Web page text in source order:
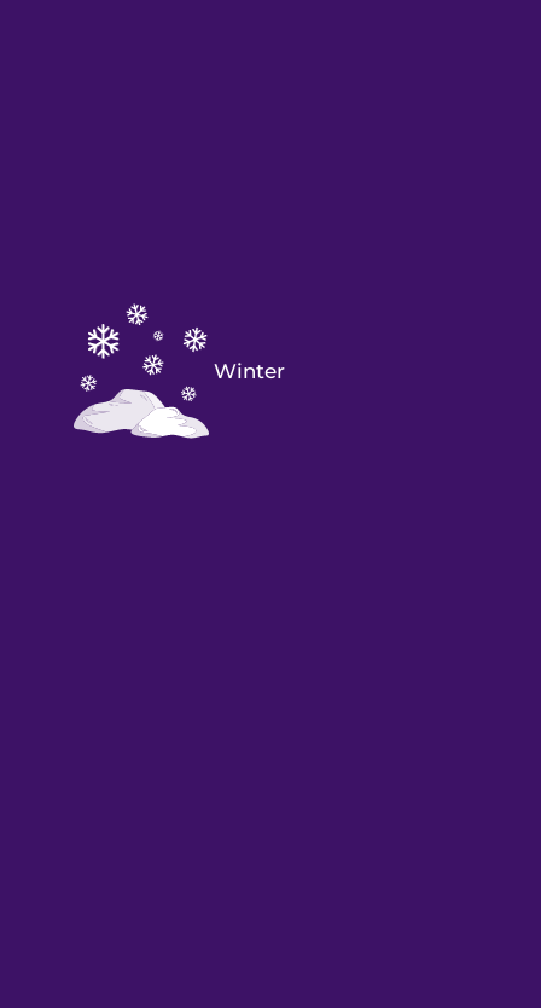
Winter